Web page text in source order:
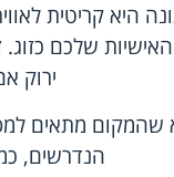
היא קריטית
שלכם כזוג.
ירוק
שהמקום מתאים
הנדרשים,